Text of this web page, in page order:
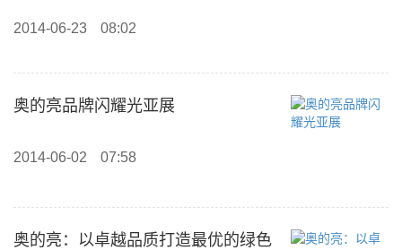
2014-06-23 08:02
奥的亮品牌闪耀光亚展
2014-06-02 07:58
奥的亮：以卓越品质打造最优的绿色